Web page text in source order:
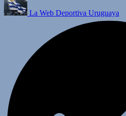
La Web Deportiva Uruguaya